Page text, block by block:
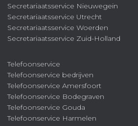
Secretariaatsservice Nieuwegein
Secretariaatsservice Utrecht
Secretariaatsservice Woerden
Secretariaatsservice Zuid-Holland
Telefoonservice
Telefoonservice bedrijven
Telefoonservice Amersfoort
Telefoonservice Bodegraven
Telefoonservice Gouda
Telefoonservice Harmelen